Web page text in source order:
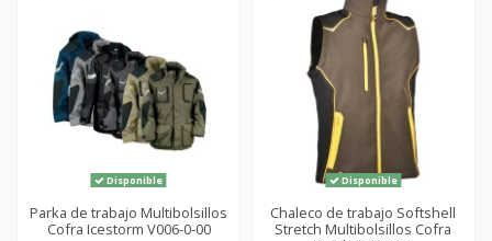
Disponible
Parka de trabajo Multibolsillos
Cofra Icestorm V006-0-00
Disponible
Chaleco de trabajo Softshell
Stretch Multibolsillos Cofra